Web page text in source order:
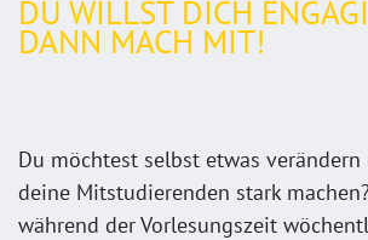
DU WILLST DICH
DANN MACH MIT!
Du möchtest selbst etwas
deine Mitstudierenden stark
während der Vorlesungszeit